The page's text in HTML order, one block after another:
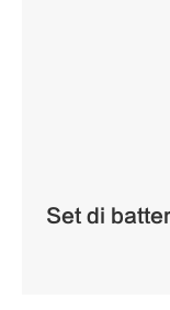
Set di